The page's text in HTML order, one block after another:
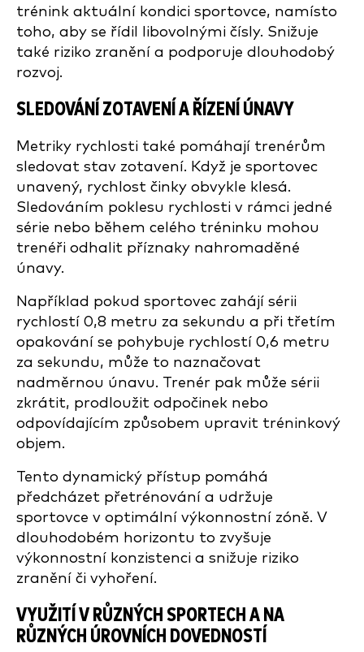
trénink aktuální kondici sportovce, namísto
toho, aby se řídil libovolnými čísly. Snižuje
také riziko zranění a podporuje dlouhodobý
rozvoj.
SLEDOVÁNÍ ZOTAVENÍ A ŘÍZENÍ ÚNAVY
Metriky rychlosti také pomáhají trenérům
sledovat stav zotavení. Když je sportovec
unavený, rychlost činky obvykle klesá.
Sledováním poklesu rychlosti v rámci jedné
série nebo během celého tréninku mohou
trenéři odhalit příznaky nahromaděné
únavy.
Například pokud sportovec zahájí sérii
rychlostí 0,8 metru za sekundu a při třetím
opakování se pohybuje rychlostí 0,6 metru
za sekundu, může to naznačovat
nadměrnou únavu. Trenér pak může sérii
zkrátit, prodloužit odpočinek nebo
odpovídajícím způsobem upravit tréninkový
objem.
Tento dynamický přístup pomáhá
předcházet přetrénování a udržuje
sportovce v optimální výkonnostní zóně. V
dlouhodobém horizontu to zvyšuje
výkonnostní konzistenci a snižuje riziko
zranění či vyhoření.
VYUŽITÍ V RŮZNÝCH SPORTECH A NA
RŮZNÝCH ÚROVNÍCH DOVEDNOSTÍ